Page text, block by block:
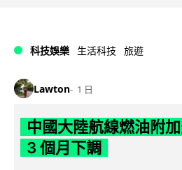
科技娛樂 生活科技 旅遊
Lawton 1 日
中國大陸航線燃油附
3 個月下調